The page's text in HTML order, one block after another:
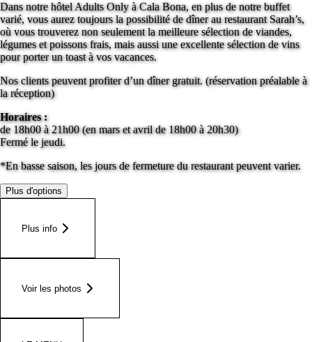
Dans notre hôtel Adults Only à Cala Bona, en plus de notre buffet
varié, vous aurez toujours la possibilité de dîner au restaurant Sarah’s,
où vous trouverez non seulement la meilleure sélection de viandes,
légumes et poissons frais, mais aussi une excellente sélection de vins
pour porter un toast à vos vacances.
Nos clients peuvent profiter d’un dîner gratuit. (réservation préalable à
la réception)
Horaires :
de 18h00 à 21h00 (en mars et avril de 18h00 à 20h30)
Fermé le jeudi.
*En basse saison, les jours de fermeture du restaurant peuvent varier.
Plus d'options
Plus info
Voir les photos